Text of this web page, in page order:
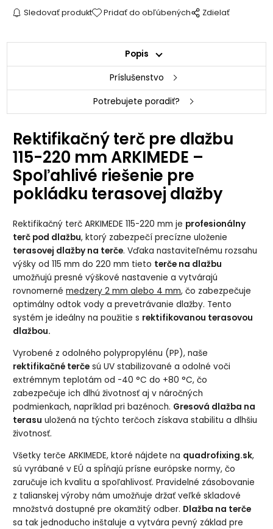
Sledovať produkt Pridať do obľúbených Zdielať
Popis
Príslušenstvo
Potrebujete poradiť?
Rektifikačný terč pre dlažbu
115-220 mm ARKIMEDE –
Spoľahlivé riešenie pre
pokládku terasovej dlažby
Rektifikačný terč ARKIMEDE 115-220 mm je profesionálny
terč pod dlažbu, ktorý zabezpečí precízne uloženie
terasovej dlažby na terče. Vďaka nastaviteľnému rozsahu
výšky od 115 mm do 220 mm tieto terče na dlažbu
umožňujú presné výškové nastavenie a vytvárajú
rovnomernémedzery 2 mm alebo 4 mm, čo zabezpečuje
optimálny odtok vody a prevetrávanie dlažby. Tento
systém je ideálny na použitie s rektifikovanou terasovou
dlažbou.
Vyrobené z odolného polypropylénu (PP), naše
rektifikačné terče sú UV stabilizované a odolné voči
extrémnym teplotám od -40 °C do +80 °C, čo
zabezpečuje ich dlhú životnosť aj v náročných
podmienkach, napríklad pri bazénoch. Gresová dlažba na
terasu uložená na týchto terčoch získava stabilitu a dlhšiu
životnosť.
Všetky terče ARKIMEDE, ktoré nájdete na quadrofixing.sk,
sú vyrábané v EÚ a spĺňajú prísne európske normy, čo
zaručuje ich kvalitu a spoľahlivosť. Pravidelné zásobovanie
z talianskej výroby nám umožňuje držať veľké skladové
množstvá dostupné pre okamžitý odber. Dlažba na terče
sa tak jednoducho inštaluje a vytvára pevný základ pre